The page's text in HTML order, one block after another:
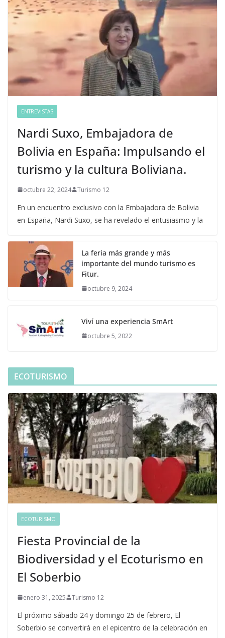
ENTREVISTAS
Nardi Suxo, Embajadora de
Bolivia en España: Impulsando el
turismo y la cultura Boliviana.
octubre 22, 2024 Turismo 12
En un encuentro exclusivo con la Embajadora de Bolivia
en España, Nardi Suxo, se ha revelado el entusiasmo y la
La feria más grande y más
importante del mundo turismo es
Fitur.
octubre 9, 2024
Viví una experiencia SmArt
octubre 5, 2022
ECOTURISMO
ECOTURISMO
Fiesta Provincial de la
Biodiversidad y el Ecoturismo en
El Soberbio
enero 31, 2025 Turismo 12
El próximo sábado 24 y domingo 25 de febrero, El
Soberbio se convertirá en el epicentro de la celebración en